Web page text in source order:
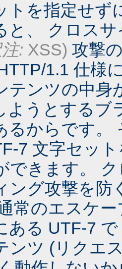
トを指定せず
と、 クロス
: XSS) 攻撃
1.1 仕様
テンツの中身
ようとするブ
るからです。
7 文字セッ
できます。
ング攻撃を防
常のエスケ
ある UTF-7
ンツ (リクエ